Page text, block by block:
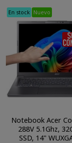
En stock Nuevo
Notebook Acer
288V 5.1Ghz,
SSD, 14"